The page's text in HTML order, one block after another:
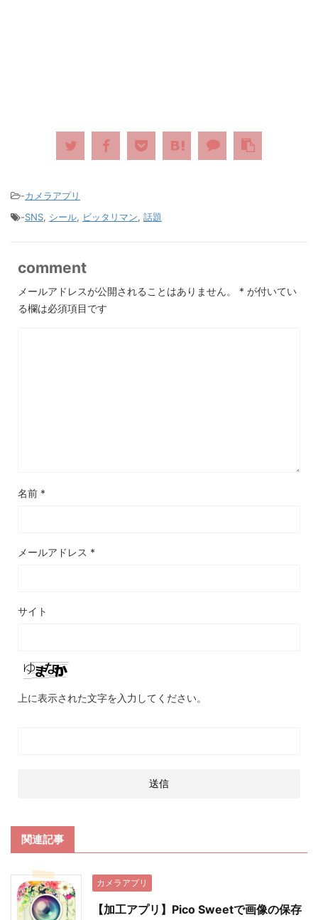
-カメラアプリ
-SNS, シール, ビッタリマン, 話題
comment
メールアドレスが公開されることはありません。 * が付いてい
る欄は必須項目です
名前 *
メールアドレス *
サイト
上に表示された文字を入力してください。
関連記事
カメラアプリ
【加工アプリ】Pico Sweetで画像の保存